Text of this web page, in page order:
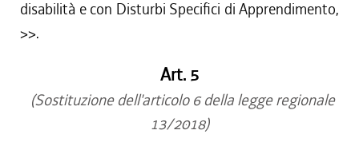
disabilità e con Disturbi Specifici di Apprendimento,
>>.
Art. 5
(Sostituzione dell'articolo 6 della legge regionale
13/2018)